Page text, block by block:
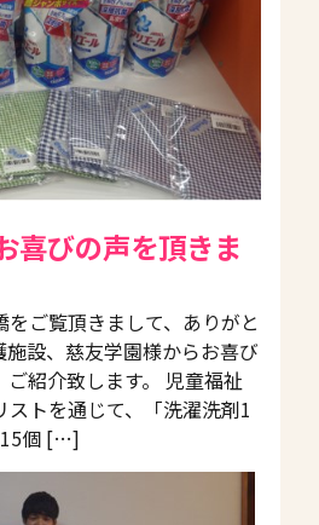
喜びの声を頂きま
ご覧頂きまして、ありがと
施設、慈友学園様からお喜び
紹介致します。 児童福祉
トを通じて、「洗濯洗剤1
15個 […]